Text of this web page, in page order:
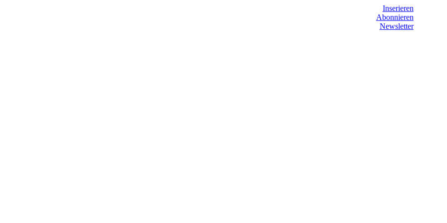
Inserieren
Abonnieren
Newsletter